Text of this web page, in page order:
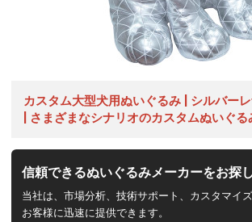
カスタム大型犬用ぬいぐるみ | シルバー
| さまざまなシナリオのカスタムぬいぐる
信頼できるぬいぐるみメーカーをお探
当社は、市場分析、技術サポート、カスタマイ
お客様に迅速に提供できます。